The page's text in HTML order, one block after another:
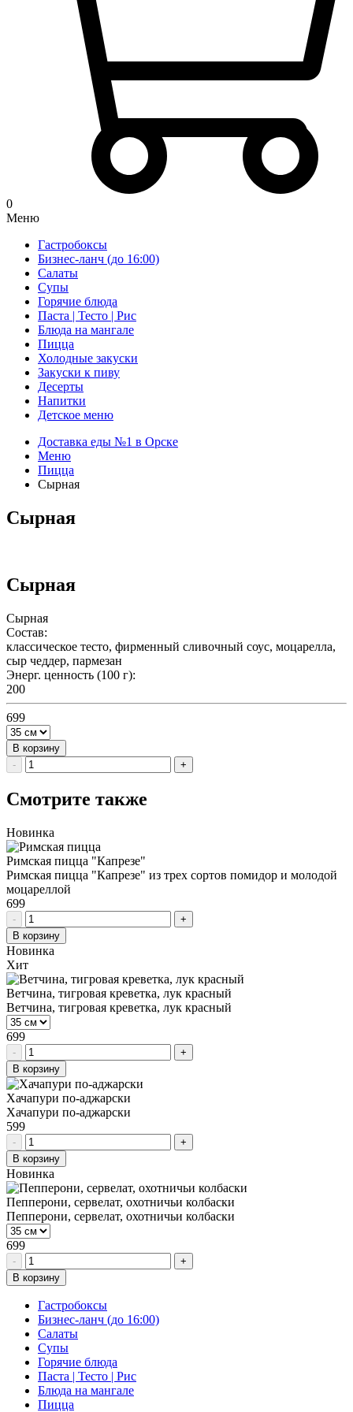
0
Меню
Гастробоксы
Бизнес-ланч (до 16:00)
Салаты
Супы
Горячие блюда
Паста | Тесто | Рис
Блюда на мангале
Пицца
Холодные закуски
Закуски к пиву
Десерты
Напитки
Детское меню
Доставка еды №1 в Орске
Меню
Пицца
Сырная
Сырная
Сырная
Сырная
Состав:
классическое тесто, фирменный сливочный соус, моцарелла,
сыр чеддер, пармезан
Энерг. ценность (100 г):
200
699
В корзину
-
+
Смотрите также
Новинка
Римская пицца "Капрезе"
Римская пицца "Капрезе" из трех сортов помидор и молодой
моцареллой
699
-
+
В корзину
Новинка
Хит
Ветчина, тигровая креветка, лук красный
Ветчина, тигровая креветка, лук красный
699
-
+
В корзину
Хачапури по-аджарски
Хачапури по-аджарски
599
-
+
В корзину
Новинка
Пепперони, сервелат, охотничьи колбаски
Пепперони, сервелат, охотничьи колбаски
699
-
+
В корзину
Гастробоксы
Бизнес-ланч (до 16:00)
Салаты
Супы
Горячие блюда
Паста | Тесто | Рис
Блюда на мангале
Пицца